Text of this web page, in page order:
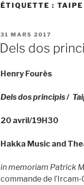
ÉTIQUETTE : TAIPE
PUBLIÉ
LE
31 MARS 2017
Dels dos
Henry Fourès
Dels dos principis/
20 avril/19H30
Hakka Music and
in memoriam Patrick
commande de